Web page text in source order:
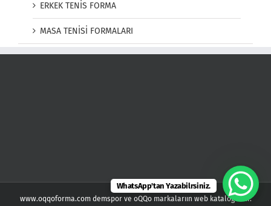
ERKEK TENİS FORMA
MASA TENİSİ FORMALARI
www.oqqoforma.com demspor ve oQQo markalarıın web kataloğudur.
WhatsApp'tan Yazabilrsiniz.